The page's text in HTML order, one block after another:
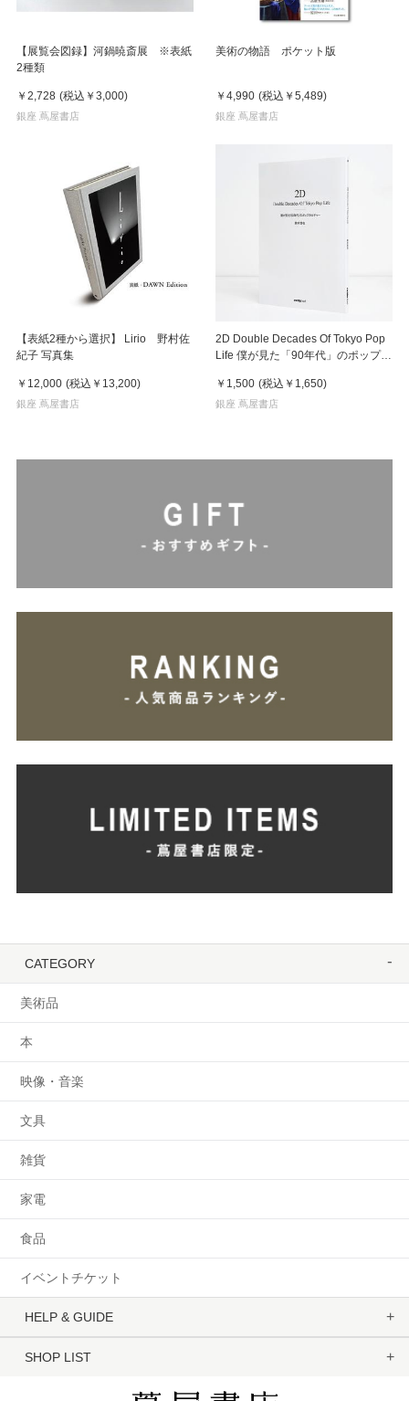
【展覧会図録】河鍋暁斎展 ※表紙
2種類
￥2,728 (税込 ￥3,000)
銀座 蔦屋書店
美術の物語 ポケット版
￥4,990 (税込 ￥5,489)
銀座 蔦屋書店
【表紙2種から選択】 Lirio 野村佐
紀子 写真集
￥12,000 (税込 ￥13,200)
銀座 蔦屋書店
2D Double Decades Of Tokyo Pop
Life 僕が見た「90年代」のポップカ
￥1,500 (税込 ￥1,650)
銀座 蔦屋書店
CATEGORY
美術品
本
映像・音楽
文具
雑貨
家電
食品
イベントチケット
HELP & GUIDE
SHOP LIST